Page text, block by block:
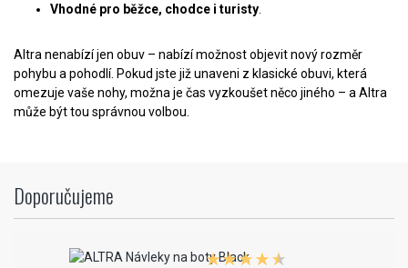
Vhodné pro běžce, chodce i turisty
Altra nenabízí jen obuv – nabízí možnost objevit nový rozměr
pohybu a pohodlí. Pokud jste již unaveni z klasické obuvi, která
omezuje vaše nohy, možna je čas vyzkoušet něco jiného – a Altra
může být tou správnou volbou.
Doporučujeme